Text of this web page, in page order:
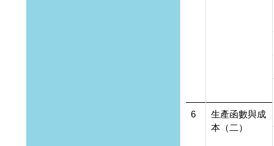
6
生產函數與成
本（二）